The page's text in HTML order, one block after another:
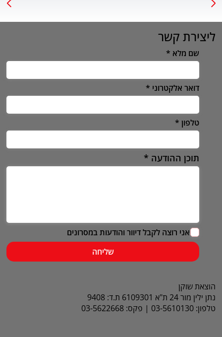
ליצירת קשר
שם מלא
דואר אלקטרוני
טלפון
תוכן ההודעה
אני רוצה לקבל דיוור והודעות במסרונים
שליחה
הוצאת שוקן
נתן ילין מור 24 ת"א 6109301 ת.ד: 9408
טלפון: 03-5610130 | פקס: 03-5622668